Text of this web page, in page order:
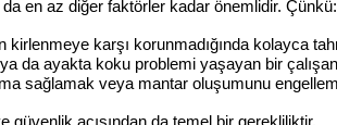
en az diğer faktörler kadar önemlidir. Çünkü:
kirlenmeye karşı korunmadığında kolayca
da ayakta koku problemi yaşayan bir
sağlamak veya mantar oluşumunu
güvenlik açısından da temel bir gerekliliktir.